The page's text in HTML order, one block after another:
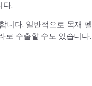
다.
다. 일반적으로 목재
로 수출할 수도 있습니다.